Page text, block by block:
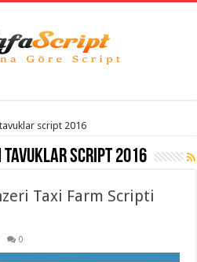
script 2016
tavuklar script 2016
Taxi Farm Scripti
0